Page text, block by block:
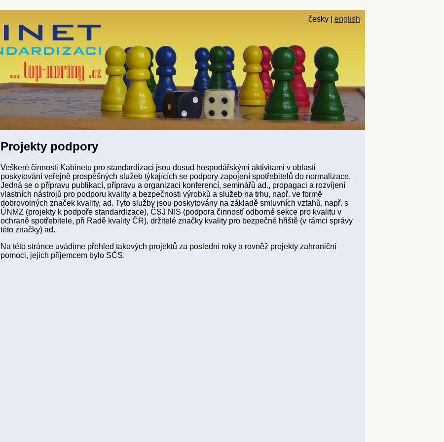
česky english
Projekty podpory
Veškeré činnosti Kabinetu pro standardizaci jsou dosud hospodářskými aktivitami v oblasti
poskytování veřejně prospěšných služeb týkajících se podpory zapojení spotřebitelů do normalizace.
Jedná se o přípravu publikací, přípravu a organizaci konferencí, seminářů ad., propagaci a rozvíjení
vlastních nástrojů pro podporu kvality a bezpečnosti výrobků a služeb na trhu, např. ve formě
dobrovolných značek kvality, ad. Tyto služby jsou poskytovány na základě smluvních vztahů, např. s
ÚNMZ (projekty k podpoře standardizace), ČSJ NIS (podpora činností odborné sekce pro kvalitu v
ochraně spotřebitele, při Radě kvality ČR), držitelé značky kvality pro bezpečné hřiště (v rámci správy
této značky) ad.
Na této stránce uvádíme přehled takových projektů za poslední roky a rovněž projekty zahraniční
pomoci, jejich příjemcem bylo SČS.